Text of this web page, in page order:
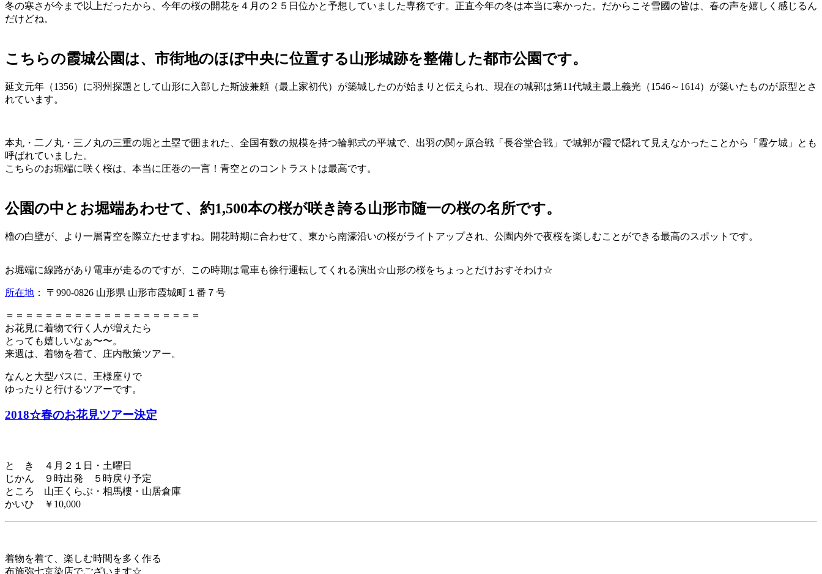
冬の寒さが今まで以上だったから、今年の桜の開花を４月の２５日位かと予想していました専務です。正直今年の冬は本当に寒かった。だからこそ雪國の皆は、春の声を嬉しく感じるん
だけどね。
こちらの霞城公園は、市街地のほぼ中央に位置する山形城跡を整備した都市公園です。
延文元年（1356）に羽州探題として山形に入部した斯波兼頼（最上家初代）が築城したのが始まりと伝えられ、現在の城郭は第11代城主最上義光（1546～1614）が築いたものが原型とさ
れています。
本丸・二ノ丸・三ノ丸の三重の堀と土塁で囲まれた、全国有数の規模を持つ輪郭式の平城で、出羽の関ヶ原合戦「長谷堂合戦」で城郭が霞で隠れて見えなかったことから「霞ケ城」とも
呼ばれていました。
こちらのお堀端に咲く桜は、本当に圧巻の一言！青空とのコントラストは最高です。
公園の中とお堀端あわせて、約1,500本の桜が咲き誇る山形市随一の桜の名所です。
櫓の白壁が、より一層青空を際立たせますね。開花時期に合わせて、東から南濠沿いの桜がライトアップされ、公園内外で夜桜を楽しむことができる最高のスポットです。
お堀端に線路があり電車が走るのですが、この時期は電車も徐行運転してくれる演出☆山形の桜をちょっとだけおすそわけ☆
所在地 ： 〒990-0826 山形県 山形市霞城町１番７号
＝＝＝＝＝＝＝＝＝＝＝＝＝＝＝＝＝＝＝＝
お花見に着物で行く人が増えたら
とっても嬉しいなぁ〜〜。
来週は、着物を着て、庄内散策ツアー。
なんと大型バスに、王様座りで
ゆったりと行けるツアーです。
2018☆春のお花見ツアー決定
と き ４月２１日・土曜日
じかん ９時出発 ５時戻り予定
ところ 山王くらぶ・相馬樓・山居倉庫
かいひ ￥10,000
着物を着て、楽しむ時間を多く作る
布施弥七京染店でございます☆